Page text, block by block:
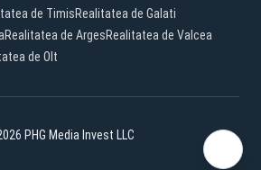
de TimisRealitatea de Galati
Realitatea de ArgesRealitatea de Valcea
de Olt
PHG Media Invest LLC